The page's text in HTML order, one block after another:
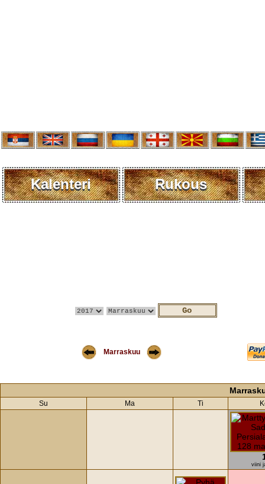
Kalenteri Rukous
Marraskuu
Su Ma Ti
viini